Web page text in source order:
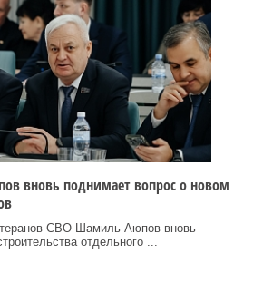
вновь поднимает вопрос о новом
СВО Шамиль Аюпов вновь
отдельного ...